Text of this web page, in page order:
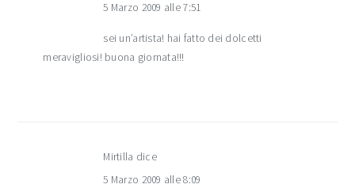
5 Marzo 2009 alle 7:51
sei un’artista! hai fatto dei dolcetti
meravigliosi! buona giornata!!!
Mirtilla dice
5 Marzo 2009 alle 8:09